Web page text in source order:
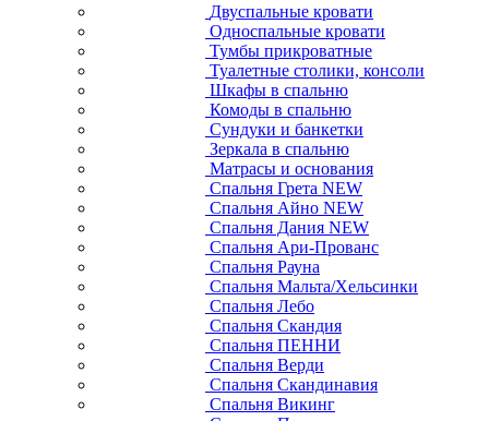
Двуспальные кровати
Односпальные кровати
Тумбы прикроватные
Туалетные столики, консоли
Шкафы в спальню
Комоды в спальню
Сундуки и банкетки
Зеркала в спальню
Матрасы и основания
Спальня Грета NEW
Спальня Айно NEW
Спальня Дания NEW
Спальня Ари-Прованс
Спальня Рауна
Спальня Мальта/Хельсинки
Спальня Лебо
Спальня Скандия
Спальня ПЕННИ
Спальня Верди
Спальня Скандинавия
Спальня Викинг